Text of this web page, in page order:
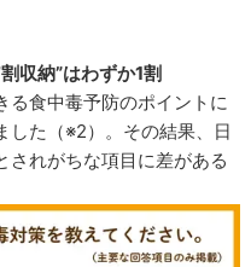
収納”はわずか1割
る食中毒予防のポイントに
した（※2）。その結果、日
されがちな項目に差がある